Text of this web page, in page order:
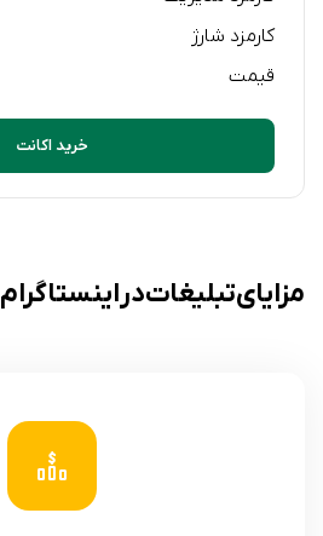
کارمزد شارژ
قیمت
خرید اکانت
مزایای تبلیغات در اینستاگرام